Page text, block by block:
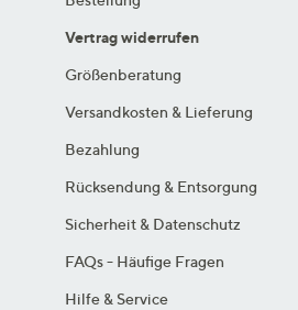
Vertrag widerrufen
Größenberatung
Versandkosten & Lieferung
Bezahlung
Rücksendung & Entsorgung
Sicherheit & Datenschutz
FAQs - Häufige Fragen
Hilfe & Service